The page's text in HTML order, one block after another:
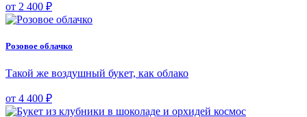
от 2 400 ₽
Розовое облачко
Такой же воздушный букет, как облако
от 4 400 ₽